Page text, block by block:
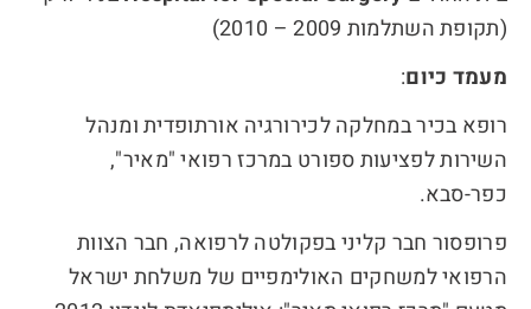
(תקופת השתלמות 2009 – 2010)
מעמד כיום:
רופא בכיר במחלקה לכירורגיה אורתופדית ומנהל
השירות לפציעות ספורט במרכז רפואי "מאיר",
כפר-סבא.
פרופסור חבר קליני בפקולטה לרפואה, חבר הצוות
הרפואי למשחקים האולימפיים של משלחת ישראל